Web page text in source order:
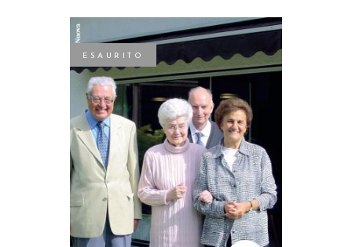
ESAURITO
LEGGI TUTTO